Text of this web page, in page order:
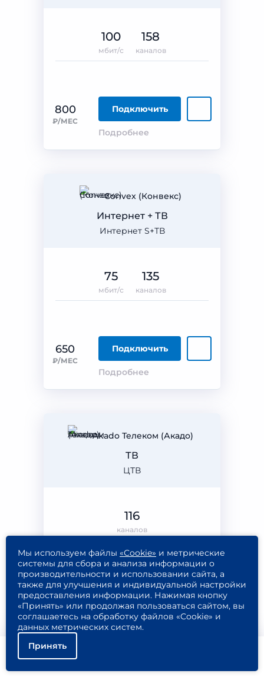
800
₽/МЕС
Подключить
Подробнее
100
мбит/с
158
каналов
Convex (Конвекс)
Интернет S+ТВ
Интернет + ТВ
650
₽/МЕС
Подключить
Подробнее
75
мбит/с
135
каналов
Akado Телеком (Акадо)
ЦТВ
ТВ
285
₽/МЕС
Подключить
Подробнее
116
каналов
Мы используем файлы «Cookie» и метрические
системы для сбора и анализа информации о
производительности и использовании сайта, а
также для улучшения и индивидуальной настройки
предоставления информации. Нажимая кнопку
«Принять» или продолжая пользоваться сайтом, вы
соглашаетесь на обработку файлов «Cookie» и
данных метрических систем.
Принять